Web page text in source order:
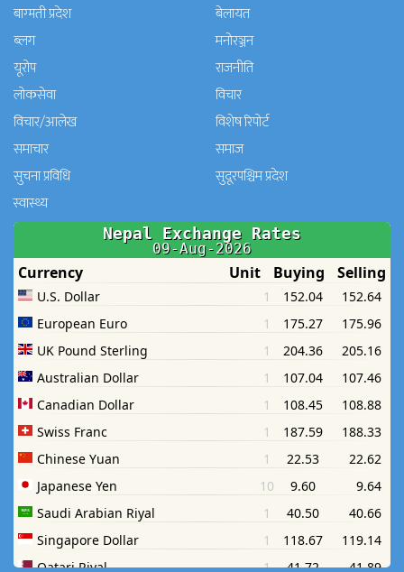
बाग्मती प्रदेश
बेलायत
ब्लग
मनाेरञ्जन
यूरोप
राजनीति
लोकसेवा
विचार
विचार/आलेख
विशेष रिपोर्ट
समाचार
समाज
सुचना प्रविधि
सुदूरपश्चिम प्रदेश
स्वास्थ्य